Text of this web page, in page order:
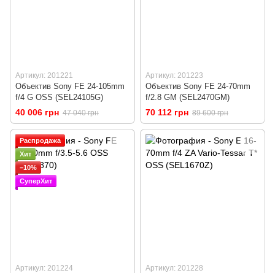
Артикул: 201221
Объектив Sony FE 24-105mm
f/4 G OSS (SEL24105G)
40 006 грн 47 040 грн
Артикул: 201223
Объектив Sony FE 24-70mm
f/2.8 GM (SEL2470GM)
70 112 грн 89 600 грн
Распродажа
Хит
−10%
СуперХит
Артикул: 201224 Артикул: 201228